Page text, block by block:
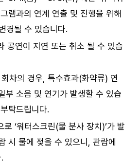
램과의 연계 연출 및 진행을 위해
경될 수 있습니다.
공연이 지연 또는 취소 될 수 있습
차의 경우, 특수효과(화약류) 연
부 소음 및 연기가 발생할 수 있습
탁드립니다.
‘워터스크린(물 분사 장치)’가 발
시 물에 젖을 수 있으니, 관람에